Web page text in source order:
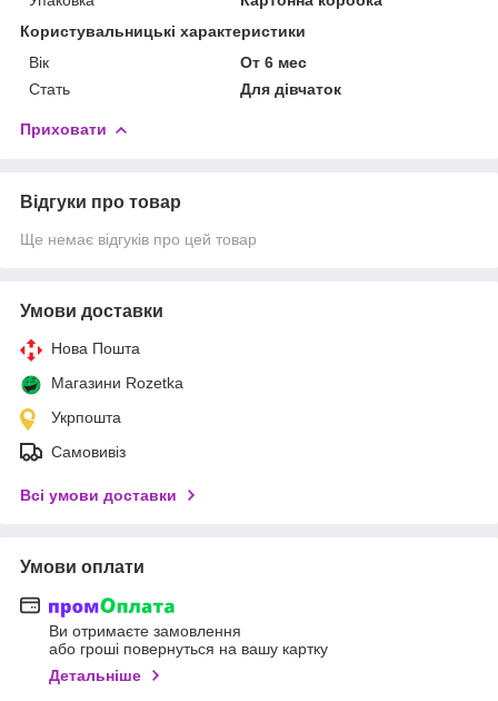
Користувальницькі характеристики
Вік
От 6 мес
Стать
Для дівчаток
Приховати
Відгуки про товар
Ще немає відгуків про цей товар
Умови доставки
Нова Пошта
Магазини Rozetka
Укрпошта
Самовивіз
Всі умови доставки
Умови оплати
Ви отримаєте замовлення
або гроші повернуться на вашу картку
Детальніше